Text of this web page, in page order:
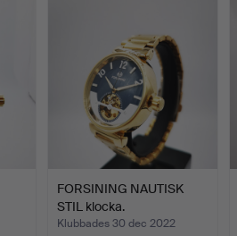
FORSINING NAUTISK
STIL klocka.
Klubbades 30 dec 2022